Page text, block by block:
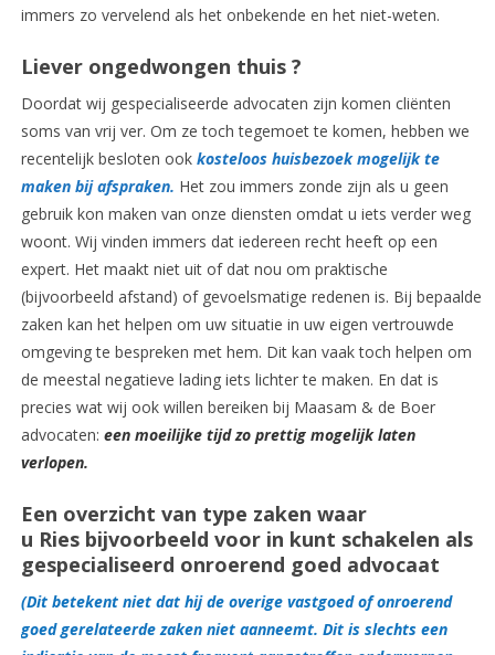
immers zo vervelend als het onbekende en het niet-weten.
Liever ongedwongen thuis ?
Doordat wij gespecialiseerde advocaten zijn komen cliënten
soms van vrij ver. Om ze toch tegemoet te komen, hebben we
recentelijk besloten ookkosteloos huisbezoek mogelijk te
maken bij afspraken. Het zou immers zonde zijn als u geen
gebruik kon maken van onze diensten omdat u iets verder weg
woont. Wij vinden immers dat iedereen recht heeft op een
expert. Het maakt niet uit of dat nou om praktische
(bijvoorbeeld afstand) of gevoelsmatige redenen is. Bij bepaalde
zaken kan het helpen om uw situatie in uw eigen vertrouwde
omgeving te bespreken met hem. Dit kan vaak toch helpen om
de meestal negatieve lading iets lichter te maken. En dat is
precies wat wij ook willen bereiken bij Maasam & de Boer
advocaten: een moeilijke tijd zo prettig mogelijk laten
verlopen.
Een overzicht van type zaken waar
u Ries bijvoorbeeld voor in kunt schakelen als
gespecialiseerd onroerend goed advocaat
(Dit betekent niet dat hij de overige vastgoed of onroerend
goed gerelateerde zaken niet aanneemt. Dit is slechts een